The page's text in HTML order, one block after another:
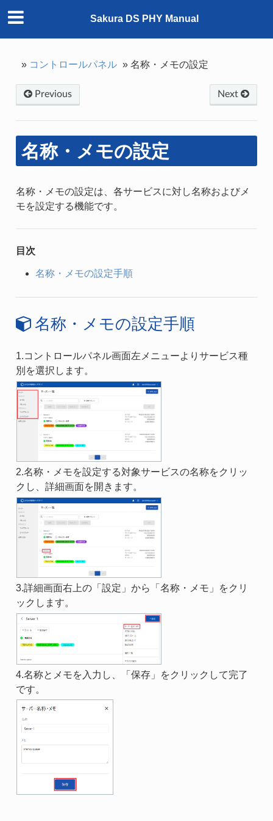
Sakura DS PHY Manual
» コントロールパネル » 名称・メモの設定
Previous Next
名称・メモの設定
名称・メモの設定は、各サービスに対し名称およびメ
モを設定する機能です。
目次
名称・メモの設定手順
名称・メモの設定手順
1.コントロールパネル画面左メニューよりサービス種
別を選択します。
2.名称・メモを設定する対象サービスの名称をクリッ
クし、詳細画面を開きます。
3.詳細画面右上の「設定」から「名称・メモ」をクリ
ックします。
4.名称とメモを入力し、「保存」をクリックして完了
です。